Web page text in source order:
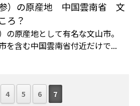
）の原産地 中国雲南省 文
ろ？
の原産地として有名な文山市。
を含む中国雲南省付近だけで...
4 5 6 7